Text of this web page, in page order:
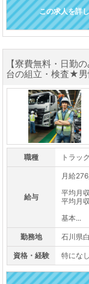
この求人を詳
【寮費無料・日勤
台の組立・検査★
職種 トラッ
給与
月給
平均月
平均月
基本...
勤務地 石川県
資格・経験 特になし